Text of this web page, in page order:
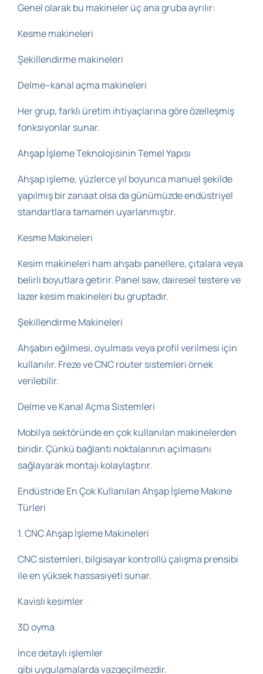
Genel olarak bu makineler üç ana gruba ayrılır:
Kesme makineleri
Şekillendirme makineleri
Delme–kanal açma makineleri
Her grup, farklı üretim ihtiyaçlarına göre özelleşmiş
fonksiyonlar sunar.
Ahşap İşleme Teknolojisinin Temel Yapısı
Ahşap işleme, yüzlerce yıl boyunca manuel şekilde
yapılmış bir zanaat olsa da günümüzde endüstriyel
standartlara tamamen uyarlanmıştır.
Kesme Makineleri
Kesim makineleri ham ahşabı panellere, çıtalara veya
belirli boyutlara getirir. Panel saw, dairesel testere ve
lazer kesim makineleri bu gruptadır.
Şekillendirme Makineleri
Ahşabın eğilmesi, oyulması veya profil verilmesi için
kullanılır. Freze ve CNC router sistemleri örnek
verilebilir.
Delme ve Kanal Açma Sistemleri
Mobilya sektöründe en çok kullanılan makinelerden
biridir. Çünkü bağlantı noktalarının açılmasını
sağlayarak montajı kolaylaştırır.
Endüstride En Çok Kullanılan Ahşap İşleme Makine
Türleri
1. CNC Ahşap İşleme Makineleri
CNC sistemleri, bilgisayar kontrollü çalışma prensibi
ile en yüksek hassasiyeti sunar.
Kavisli kesimler
3D oyma
İnce detaylı işlemler
gibi uygulamalarda vazgeçilmezdir.